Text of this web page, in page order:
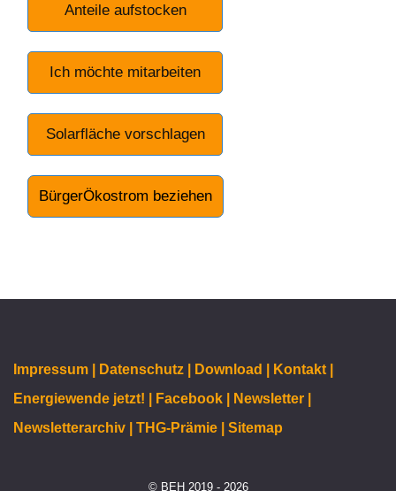
Anteile aufstocken
Ich möchte mitarbeiten
Solarfläche vorschlagen
BürgerÖkostrom beziehen
Impressum | Datenschutz | Download |
Kontakt |
Energiewende jetzt! |
Facebook |
Newsletter |
Newsletterarchiv |
THG-Prämie | Sitemap
© BEH 2019 - 2026